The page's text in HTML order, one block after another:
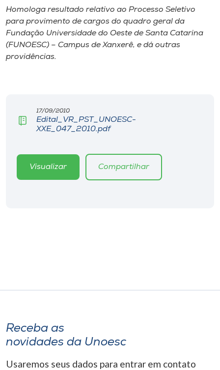
Cultura
CPA
Editora
Museu
Homologa resultado relativo ao Processo Seletivo
para provimento de cargos do quadro geral da
Fundação Universidade do Oeste de Santa Catarina
(FUNOESC) – Campus de Xanxerê, e dá outras
providências.
17/09/2010
Edital_VR_PST_UNOESC-
XXE_047_2010.pdf
Visualizar Compartilhar
Receba as
novidades da Unoesc
Usaremos seus dados para entrar em contato